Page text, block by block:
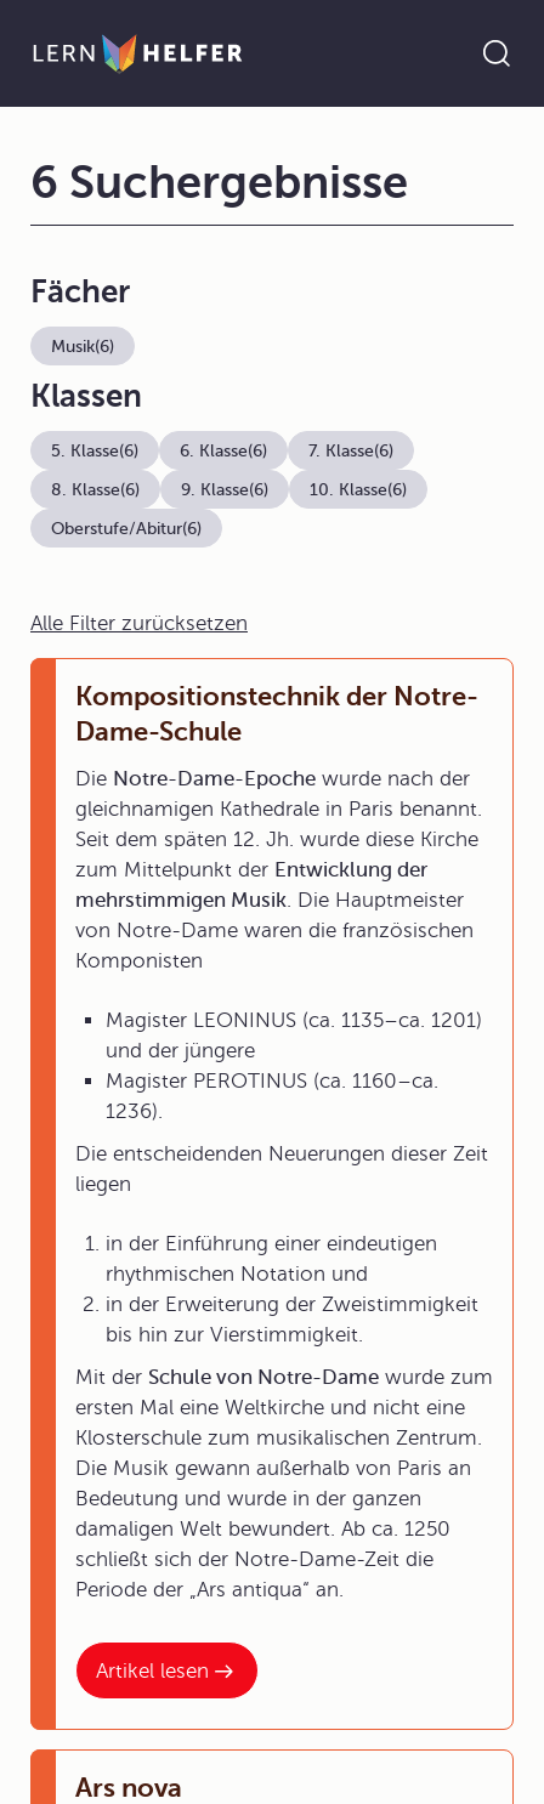
Alle Filter zurücksetzen
Artikel lesen
Kompositionstechnik der Notre-
Dame-Schule
Die Notre-Dame-Epoche wurde nach der
gleichnamigen Kathedrale in Paris benannt.
Seit dem späten 12. Jh. wurde diese Kirche
zum Mittelpunkt der Entwicklung der
mehrstimmigen Musik. Die Hauptmeister
von Notre-Dame waren die französischen
Komponisten
Magister LEONINUS (ca. 1135–ca. 1201)
und der jüngere
Magister PEROTINUS (ca. 1160–ca.
1236).
Die entscheidenden Neuerungen dieser Zeit
liegen
in der Einführung einer eindeutigen
rhythmischen Notation und
in der Erweiterung der Zweistimmigkeit
bis hin zur Vierstimmigkeit.
Mit der Schule von Notre-Dame wurde zum
ersten Mal eine Weltkirche und nicht eine
Klosterschule zum musikalischen Zentrum.
Die Musik gewann außerhalb von Paris an
Bedeutung und wurde in der ganzen
damaligen Welt bewundert. Ab ca. 1250
schließt sich der Notre-Dame-Zeit die
Periode der „Ars antiqua“ an.
Ars nova
6 Suchergebnisse
Fächer
Musik(6)
Klassen
5. Klasse(6) 6. Klasse(6) 7. Klasse(6)
8. Klasse(6) 9. Klasse(6) 10. Klasse(6)
Oberstufe/Abitur(6)